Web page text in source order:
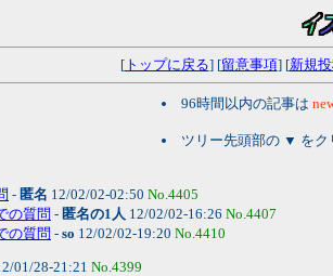
[トップに戻る] [留意事項] [新規
96時間以内の記事は
ツリー先頭部の ▼ をク
- 匿名 12/02/02-02:50 No.4405
の質問 - 匿名の1人 12/02/02-16:26 No.4407
の質問 - so 12/02/02-19:20 No.4410
01/28-21:21 No.4399